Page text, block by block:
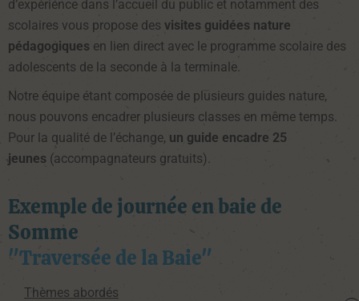
d’expérience dans l’accueil du public et notamment des
scolaires vous propose des visites guidées nature
pédagogiques en lien direct avec le programme scolaire des
adolescents de la seconde à la terminale.
Notre équipe étant composée de plusieurs guides nature,
nous pouvons encadrer plusieurs classes en même temps.
Pour la qualité de l’échange, un guide encadre 25
jeunes (accompagnateurs gratuits).
Exemple de journée en baie de
Somme
"Traversée de la Baie"
Thèmes abordés